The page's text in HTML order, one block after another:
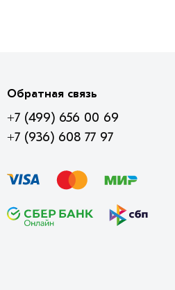
Обратная связь
+7 (499) 656 00 69
+7 (936) 608 77 97